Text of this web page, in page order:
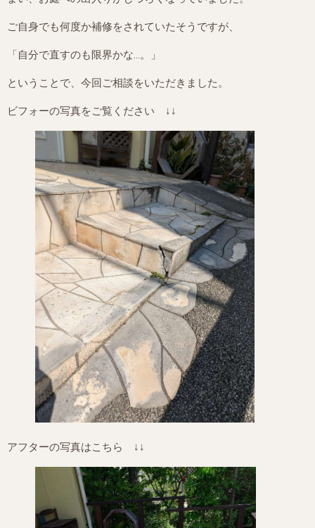
ご自身でも何度か補修をされていたそうですが、
「自分で直すのも限界かな…。」
ということで、今回ご相談をいただきました。
ビフォーの写真をご覧ください ↓↓
アフターの写真はこちら ↓↓